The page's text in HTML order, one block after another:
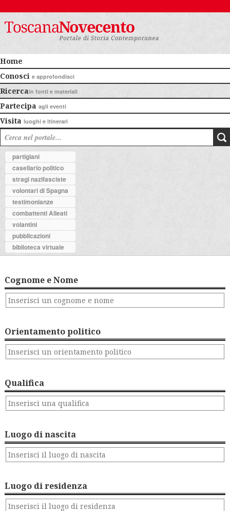
Home
Conosci e approfondisci
Ricercain fonti e materiali
Partecipa agli eventi
Visita luoghi e itinerari
partigiani
casellario politico
stragi nazifasciste
volontari di Spagna
testimonianze
combattenti Alleati
volantini
pubblicazioni
biblioteca virtuale
Cognome e Nome
Orientamento politico
Qualifica
Luogo di nascita
Luogo di residenza